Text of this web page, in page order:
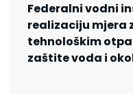
Federalni vodni
realizaciju mjera
tehnološkim
zaštite voda i